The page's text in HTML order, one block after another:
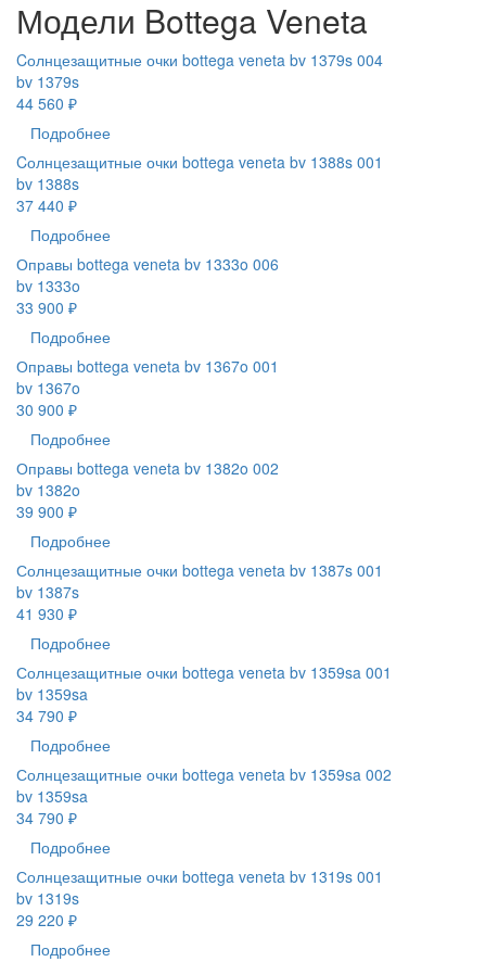
Модели Bottega Veneta
Cолнцезащитные очки bottega veneta bv 1379s 004
bv 1379s
44 560 ₽
Подробнее
Cолнцезащитные очки bottega veneta bv 1388s 001
bv 1388s
37 440 ₽
Подробнее
Оправы bottega veneta bv 1333o 006
bv 1333o
33 900 ₽
Подробнее
Оправы bottega veneta bv 1367o 001
bv 1367o
30 900 ₽
Подробнее
Оправы bottega veneta bv 1382o 002
bv 1382o
39 900 ₽
Подробнее
Солнцезащитные очки bottega veneta bv 1387s 001
bv 1387s
41 930 ₽
Подробнее
Солнцезащитные очки bottega veneta bv 1359sa 001
bv 1359sa
34 790 ₽
Подробнее
Солнцезащитные очки bottega veneta bv 1359sa 002
bv 1359sa
34 790 ₽
Подробнее
Солнцезащитные очки bottega veneta bv 1319s 001
bv 1319s
29 220 ₽
Подробнее